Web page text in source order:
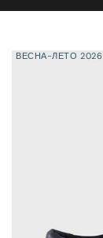
ВЕСНА-ЛЕТО 2026